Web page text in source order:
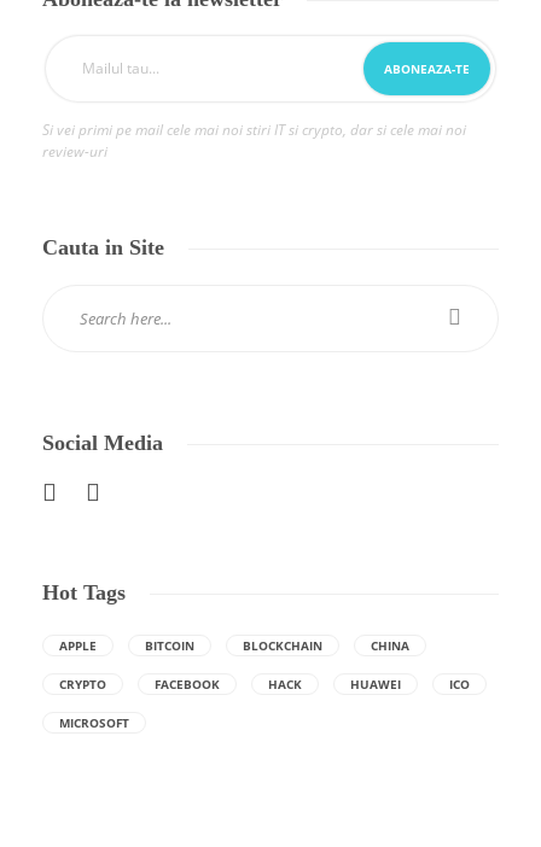
Si vei primi pe mail cele mai noi stiri IT si crypto, dar si cele mai noi
review-uri
Cauta in Site
Social Media
Hot Tags
APPLE BITCOIN BLOCKCHAIN CHINA
CRYPTO FACEBOOK HACK HUAWEI ICO
MICROSOFT